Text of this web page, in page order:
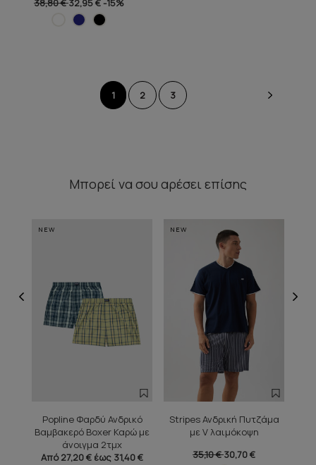
38,80 €32,95 € -15%
1 2 3
Μπορεί να σου αρέσει επίσης
NEW
Popline Φαρδύ Ανδρικό
Βαμβακερό Boxer Καρώ με
άνοιγμα 2τμχ
Από 27,20 € έως 31,40 €
NEW
Stripes Ανδρική Πυτζάμα
με V λαιμόκοψη
35,10 €30,70 €